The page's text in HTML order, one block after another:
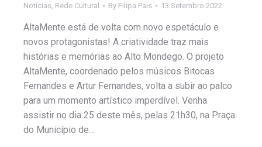
Notícias Rede Cultural By Filipa Pais 13 Setembro 2022
AltaMente está de volta com novo espetáculo e
novos protagonistas! A criatividade traz mais
histórias e memórias ao Alto Mondego. O projeto
AltaMente, coordenado pelos músicos Bitocas
Fernandes e Artur Fernandes, volta a subir ao palco
para um momento artístico imperdível. Venha
assistir no dia 25 deste mês, pelas 21h30, na Praça
do Município de…